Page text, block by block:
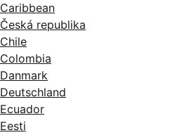
Caribbean
Česká republika
Chile
Colombia
Danmark
Deutschland
Ecuador
Eesti